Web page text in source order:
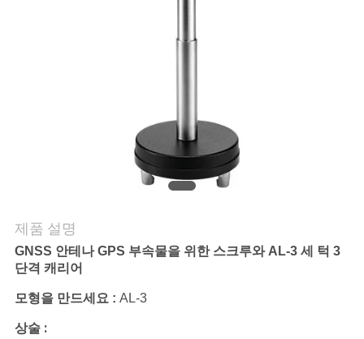
인
용
문
을
제품 설명
GNSS 안테나 GPS 부속물을 위한 스크루와 AL-3 세 턱 3
단격 캐리어
모형을 만드세요 : AL-3
상술 :